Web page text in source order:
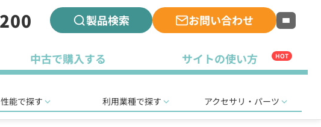
製品検索 お問い合わせ
中古で購入する サイトの使い方 HOT
性能で探す 利用業種で探す アクセサリ・パーツ